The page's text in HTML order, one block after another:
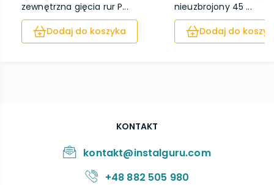
zewnętrzna gięcia rur P...
Dodaj do koszyka
nieuzbrojony 45 ...
Dodaj do
KONTAKT
kontakt@instalguru.com
+48 882 505 980